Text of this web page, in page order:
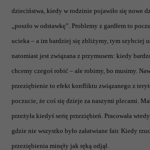
dzieciństwa, kiedy w rodzinie pojawiło się nowe
„poszło w odstawkę”. Problemy z gardłem to
ucieka – a im bardziej się zbliżymy, tym szybciej
natomiast jest związana z przymusem: kiedy
chcemy czegoś robić – ale robimy, bo musimy.
przeziębienie to efekt konfliktu związanego z
poczucie, że coś się dzieje za naszymi plecami.
przeżyła kiedyś serię przeziębień. Pracowała
gdzie nie wszystko było załatwiane fair. Kiedy
przeziębienia minęły jak ręką odjął.